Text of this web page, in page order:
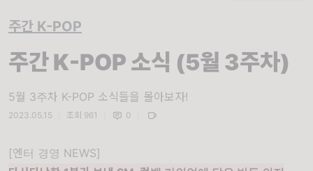
주간 K-POP
주간 K-POP 소식 (5월 3주차)
5월 3주차 K-POP 소식들을 몰아보자!
2023.05.15 조회 961 0
[엔터 경영 NEWS]